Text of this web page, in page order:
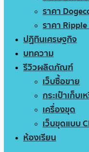
ราคา
ราคา Ripple
ปฏิทินเศรษฐกิจ
บทความ
รีวิวผลิตภัณฑ์
เว็บซื้อขาย
กระเป๋าเก็บ
เครื่องขุด
เว็บขุดแบบ
ห้องเรียน